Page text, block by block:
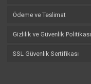
Ödeme ve Teslimat
Gizlilik ve Güvenlik Politikası
SSL Güvenlik Sertifikası